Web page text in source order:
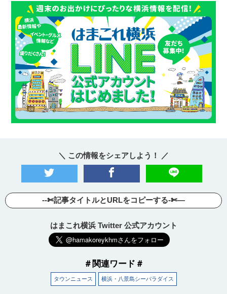
＼ この情報をシェアしよう！ ／
--✄記事タイトルとURLをコピーする-✄—
はまこれ横浜 Twitter 公式アカウント
＃関連ワード＃
タウンニュース 横浜・八景島シーパラダイス